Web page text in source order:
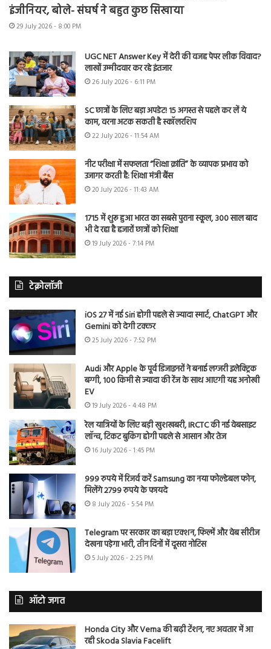
इंजीनियर, बोले- संघर्ष ने बहुत कुछ सिखाया
29 July 2026 - 8:00 PM
UGC NET Answer Key में देरी की वजह पेपर लीक विवाद?
लाखों उम्मीदवार कर रहे इंतजार
26 July 2026 - 6:11 PM
SC छात्रों के लिए बड़ा अपडेट! 15 अगस्त से पहले कर लें ये
काम, वरना अटक सकती है स्कॉलरशिप
22 July 2026 - 11:54 AM
नीट परीक्षा में सफलता “शिक्षा क्रांति” के व्यापक प्रभाव को
उजागर करती है: शिक्षा मंत्री बैंस
20 July 2026 - 11:43 AM
1715 में शुरू हुआ भारत का सबसे पुराना स्कूल, 300 साल बाद
भी दे रहा है हजारों छात्रों को शिक्षा
19 July 2026 - 7:14 PM
टेक्नोलॉजी
iOS 27 में नई Siri होगी पहले से ज्यादा स्मार्ट, ChatGPT और
Gemini को देगी टक्कर
25 July 2026 - 7:52 PM
Audi और Apple के पूर्व डिजाइनरों ने बनाई लग्जरी इलेक्ट्रिक
बग्गी, 100 किमी से ज्यादा की रेंज के साथ आएगी यह अनोखी
EV
19 July 2026 - 4:48 PM
रेल यात्रियों के लिए बड़ी खुशखबरी, IRCTC की नई वेबसाइट
लॉन्च, टिकट बुकिंग होगी पहले से आसान और तेज
16 July 2026 - 1:45 PM
999 रुपये में रिजर्व करें Samsung का नया फोल्डेबल फोन,
मिलेंगे 2799 रुपये के फायदे
8 July 2026 - 5:54 PM
Telegram पर सरकार का बड़ा एक्शन, फिल्में और वेब सीरीज
देखना पड़ेगा भारी, तीन दिनों में दूसरा नोटिस
5 July 2026 - 2:25 PM
ऑटो जगत
Honda City और Verna की बढ़ी टेंशन, नए अवतार में आ
रही Skoda Slavia Facelift